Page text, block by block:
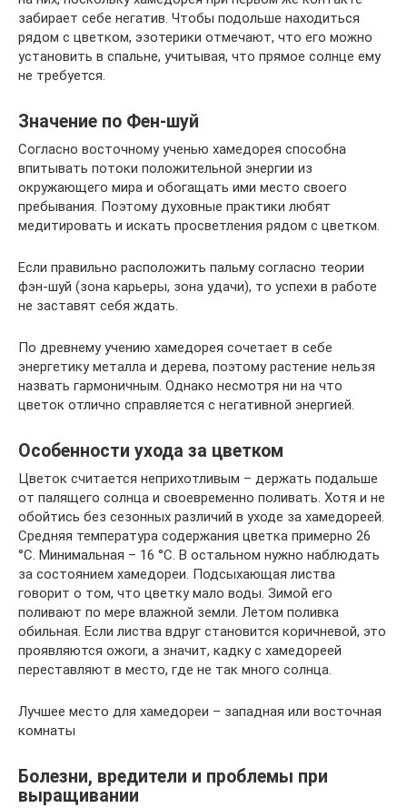
забирает себе негатив. Чтобы подольше находиться
рядом с цветком, эзотерики отмечают, что его можно
установить в спальне, учитывая, что прямое солнце ему
не требуется.
Значение по Фен-шуй
Согласно восточному ученью хамедорея способна
впитывать потоки положительной энергии из
окружающего мира и обогащать ими место своего
пребывания. Поэтому духовные практики любят
медитировать и искать просветления рядом с цветком.
Если правильно расположить пальму согласно теории
фэн-шуй (зона карьеры, зона удачи), то успехи в работе
не заставят себя ждать.
По древнему учению хамедорея сочетает в себе
энергетику металла и дерева, поэтому растение нельзя
назвать гармоничным. Однако несмотря ни на что
цветок отлично справляется с негативной энергией.
Особенности ухода за цветком
Цветок считается неприхотливым – держать подальше
от палящего солнца и своевременно поливать. Хотя и не
обойтись без сезонных различий в уходе за хамедореей.
Средняя температура содержания цветка примерно 26
°С. Минимальная – 16 °С. В остальном нужно наблюдать
за состоянием хамедореи. Подсыхающая листва
говорит о том, что цветку мало воды. Зимой его
поливают по мере влажной земли. Летом поливка
обильная. Если листва вдруг становится коричневой, это
проявляются ожоги, а значит, кадку с хамедореей
переставляют в место, где не так много солнца.
Лучшее место для хамедореи – западная или восточная
комнаты
Болезни, вредители и проблемы при
выращивании